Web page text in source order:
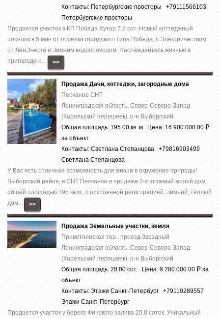
Контакты: Петербургские просторы +79111566103
Петербургские просторы
Продается участок в КП Победа Хутор 7.2 сот. Новый коттеджный
поселок в 5 мин от поселка городского типа Победа, с Электричеством
от ЛенЭнерго и Зимним водопроводом. Наслаждайтесь жизнью в
пригороде н...
>>
Продажа Дачи, коттеджи, загородные дома
Песчаное СНТ
Ленинградская область, Север-Северо-Запад
(Карельский перешеек), р-н Выборгский
Общая площадь: 195.00 кв. м Цена: 16 900 000.00 Р
за объект
Контакты: Светлана Степанцова +79816903499
Светлана Степанцова
У Вас есть отличная возможность для жизни в окружение природы!
Выборгский район, в СНТ Песчаное в продаже 2-х этажный жилой дом,
общей площадью 195 кв.м., с постоянной регистрацией. Зимний, тёплый
дом...
>>
Продажа Земельные участки, земля
Приветнинская тер., проезд Звездный
Ленинградская область, Север-Северо-Запад
(Карельский перешеек), р-н Выборгский
Общая площадь: 20.00 сот. Цена: 9 200 000.00 Р за
объект
Контакты: Этажи Санкт-Петербург +79110289557
Этажи Санкт-Петербург
Продается участок у берега Финского залива 20,8 соток. Уникальный